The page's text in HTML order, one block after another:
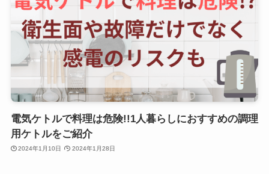
電気ケトルで料理は危険!!1人暮らしにおすすめの調理
用ケトルをご紹介
2024年1月10日 2024年1月28日